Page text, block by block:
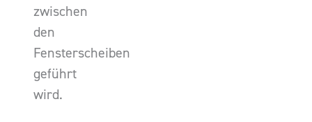
zwischen
den
Fensterscheiben
geführt
wird.